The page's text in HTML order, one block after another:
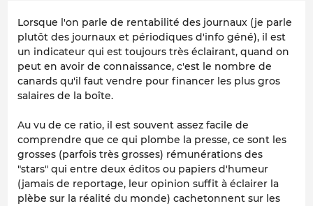
Lorsque l'on parle de rentabilité des journaux (je parle
plutôt des journaux et périodiques d'info géné), il est
un indicateur qui est toujours très éclairant, quand on
peut en avoir de connaissance, c'est le nombre de
canards qu'il faut vendre pour financer les plus gros
salaires de la boîte.
Au vu de ce ratio, il est souvent assez facile de
comprendre que ce qui plombe la presse, ce sont les
grosses (parfois très grosses) rémunérations des
"stars" qui entre deux éditos ou papiers d'humeur
(jamais de reportage, leur opinion suffit à éclairer la
plèbe sur la réalité du monde) cachetonnent sur les